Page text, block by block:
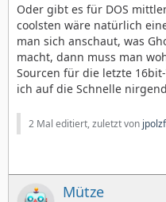
Oder gibt es für DOS
coolsten wäre natürlich
man sich anschaut, was
macht, dann muss man
Sourcen für die letzte
ich auf die Schnelle
2 Mal editiert, zuletzt von
Mütze